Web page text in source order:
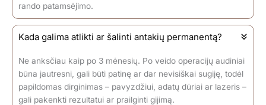
rando patamsėjimo.
Kada galima atlikti ar šalinti antakių permanentą?
Ne anksčiau kaip po 3 mėnesių. Po veido operacijų audiniai
būna jautresni, gali būti patinę ar dar nevisiškai sugiję, todėl
papildomas dirginimas – pavyzdžiui, adatų dūriai ar lazeris –
gali pakenkti rezultatui ar prailginti gijimą.